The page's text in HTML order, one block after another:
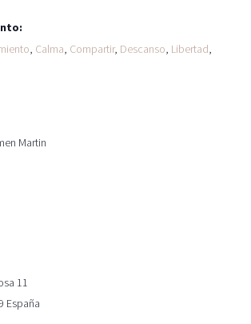
, Calma, Compartir, Descanso, Libertad,
Martin
11
España